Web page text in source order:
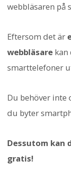
webbläsaren på
Eftersom det är
webbläsare kan
smarttelefoner
Du behöver
du byter
Dessutom kan
gratis!